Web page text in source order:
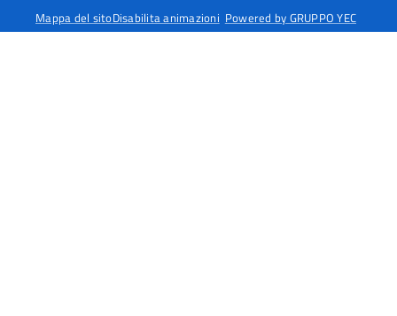
Mappa del sitoDisabilita animazioni Powered by GRUPPO YEC